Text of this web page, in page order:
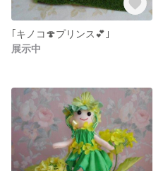
｢キノコ🍄プリンス💕｣
展示中